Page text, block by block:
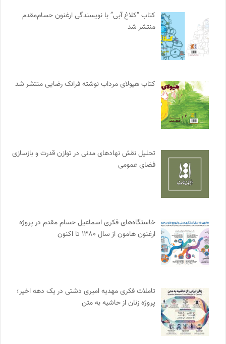
کتاب “کلاغ آبی” با نویسندگی ارغنون حسام‌مقدم
منتشر شد
کتاب هیولای مرداب نوشته فرانک رضایی منتشر شد
تحلیل نقش نهادهای مدنی در توازن قدرت و بازسازی
فضای عمومی
خاستگاه‌های فکری اسماعیل حسام مقدم در پروژه
ارغنون هامون از سال ۱۳۸۰ تا اکنون
تاملات فکری مهدیه امیری دشتی در یک دهه اخیر؛
پروژه زنان از حاشیه به متن